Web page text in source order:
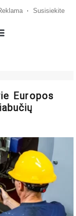
Susisiekite
Europos